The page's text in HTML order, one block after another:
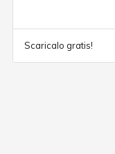
Scaricalo gratis!